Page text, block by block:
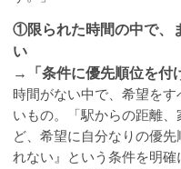
①限られた時間の中で、
い
→「条件に優先順位を付
時間がない中で、希望を
いもの。「駅からの距離
ど、希望に自分なりの優
れない』という条件を明